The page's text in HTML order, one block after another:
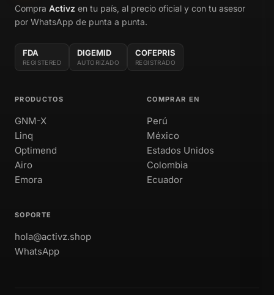
Compra Activz en tu país, al precio oficial y con tu asesor
por WhatsApp de punta a punta.
FDA
REGISTERED
DIGEMID
AUTORIZADO
COFEPRIS
REGISTRADO
PRODUCTOS
GNM-X
Linq
Optimend
Airo
Emora
COMPRAR EN
Perú
México
Estados Unidos
Colombia
Ecuador
SOPORTE
hola@activz.shop
WhatsApp